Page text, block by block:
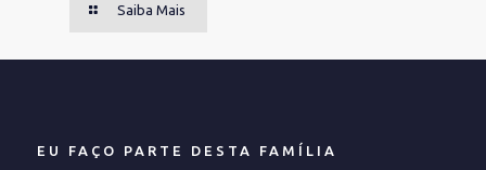
Saiba Mais
EU FAÇO PARTE DESTA FAMÍLIA